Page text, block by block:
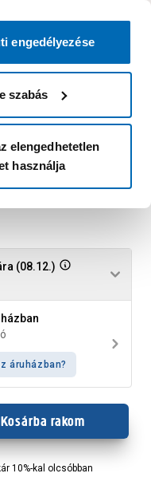
engedélyezése
szabás
elengedhetetlen
használja
Belépés Listáim
(08.12.)
áruházban?
Kosárba rakom
10%-kal olcsóbban